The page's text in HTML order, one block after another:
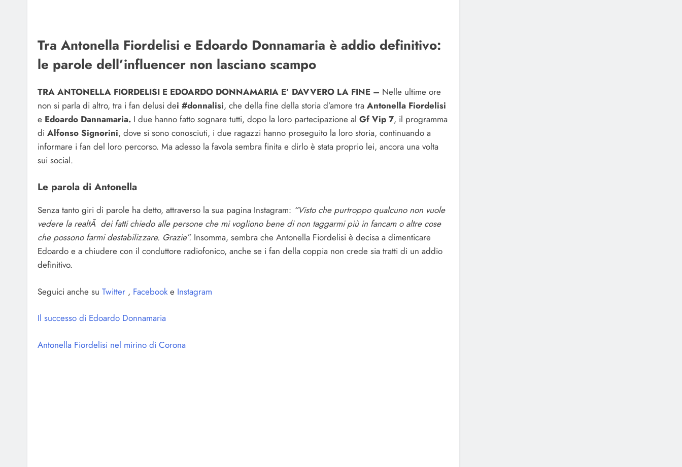
Tra Antonella Fiordelisi e Edoardo Donnamaria è addio definitivo:
le parole dell’influencer non lasciano scampo
TRA ANTONELLA FIORDELISI E EDOARDO DONNAMARIA E’ DAVVERO LA FINE – Nelle ultime ore
non si parla di altro, tra i fan delusi dei #donnalisi, che della fine della storia d’amore tra Antonella Fiordelisi
e Edoardo Dannamaria. I due hanno fatto sognare tutti, dopo la loro partecipazione al Gf Vip 7, il programma
di Alfonso Signorini, dove si sono conosciuti, i due ragazzi hanno proseguito la loro storia, continuando a
informare i fan del loro percorso. Ma adesso la favola sembra finita e dirlo è stata proprio lei, ancora una volta
sui social.
Le parola di Antonella
Senza tanto giri di parole ha detto, attraverso la sua pagina Instagram: “Visto che purtroppo qualcuno non vuole
vedere la realtÃ dei fatti chiedo alle persone che mi vogliono bene di non taggarmi più in fancam o altre cose
che possono farmi destabilizzare. Grazie”. Insomma, sembra che Antonella Fiordelisi è decisa a dimenticare
Edoardo e a chiudere con il conduttore radiofonico, anche se i fan della coppia non crede sia tratti di un addio
definitivo.
Seguici anche su Twitter , Facebooke Instagram
Il successo di Edoardo Donnamaria
Antonella Fiordelisi nel mirino di Corona